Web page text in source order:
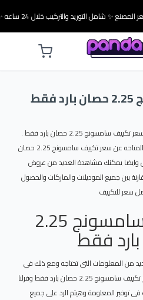
✨ شامل التوريد والتركيب خلال 24 ساعه ✨
يوفر لكم موقعنا كل التفاصيل حول سعر تكييف سامسونج 2.25 حصان بارد فقط .
حيث يمكنك معرفة جميع المعلومات المتاحه عن سعر تكييف سامسونج 2.25 حصان
وايضا يمكنك مشاهدة العديد من عروض
بين جميع الموديلات والماركات والحصول
سعر للتكييف
سعر تكييف سامسونج 2.25
فقط
من المعلومات التى تحتاجه ومع ذلك فى
حاله وجود أستفسارات أخري تخص سعر تكييف سامسونج 2.25 حصان بارد فقط وفرلنا
توفير المعلومة وهيتم الرد على جميع